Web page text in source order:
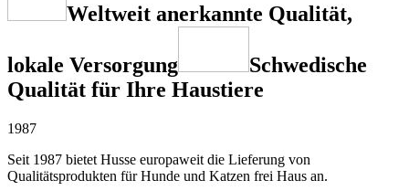
Weltweit anerkannte Qualität,
lokale Versorgung
Schwedische
Qualität für Ihre Haustiere
1987
Seit 1987 bietet Husse europaweit die Lieferung von
Qualitätsprodukten für Hunde und Katzen frei Haus an.